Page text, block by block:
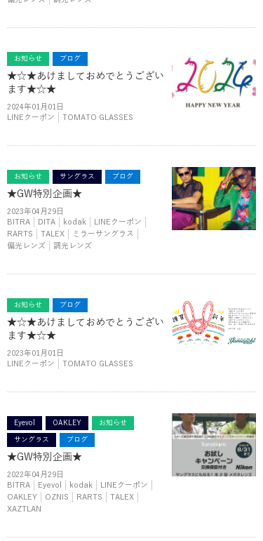
お知らせ ブログ
★☆★あけましておめでとうござい
ます★☆★
2024年01月01日
LINEクーポン
TOMATO GLASSES
お知らせ サングラス ブログ
★GW特別企画★
2023年04月29日
BITRA
DITA kodak
LINEクーポン
RARTS
TALEX
ミラーサングラス
偏光レンズ
調光レンズ
お知らせ ブログ
★☆★あけましておめでとうござい
ます★☆★
2023年01月01日
LINEクーポン
TOMATO GLASSES
Eyevol OAKLEY お知らせ
サングラス ブログ
★GW特別企画★
2022年04月29日
BITRA
Eyevol kodak
LINEクーポン
OAKLEY
OZNIS RARTS
TALEX
XAZTLAN